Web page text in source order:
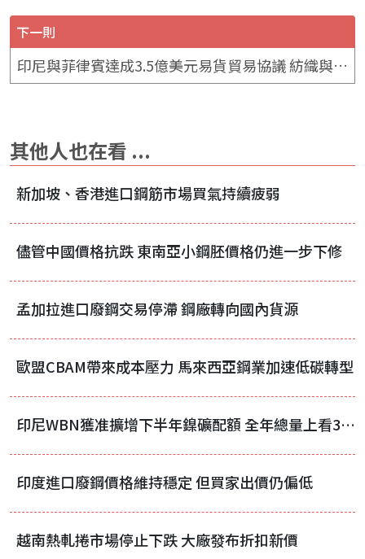
下一則
印尼與菲律賓達成3.5億美元易貨貿易協議 紡織與鋼鐵成為主力品類
其他人也在看 ...
新加坡、香港進口鋼筋市場買氣持續疲弱
儘管中國價格抗跌 東南亞小鋼胚價格仍進一步下修
孟加拉進口廢鋼交易停滯 鋼廠轉向國內貨源
歐盟CBAM帶來成本壓力 馬來西亞鋼業加速低碳轉型
印尼WBN獲准擴增下半年鎳礦配額 全年總量上看3700萬濕噸
印度進口廢鋼價格維持穩定 但買家出價仍偏低
越南熱軋捲市場停止下跌 大廠發布折扣新價